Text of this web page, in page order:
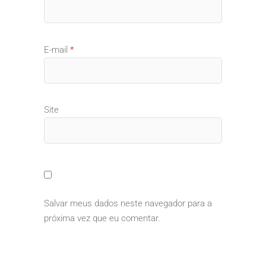
E-mail *
Site
Salvar meus dados neste navegador para a
próxima vez que eu comentar.